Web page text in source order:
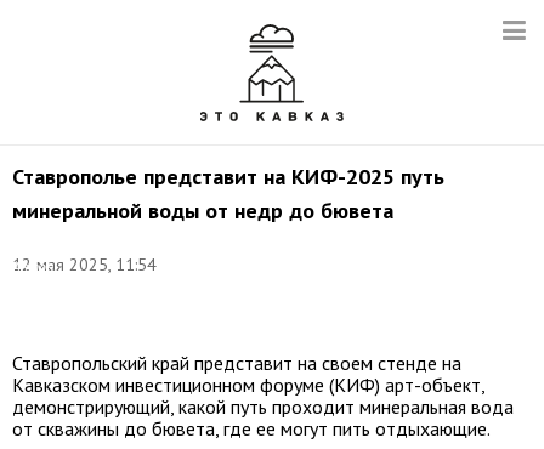
Ставрополье представит на КИФ-2025 путь
минеральной воды от недр до бювета
12 мая 2025, 11:54
Антон
Ставропольский край представит на своем стенде на
Кавказском инвестиционном форуме (КИФ) арт-объект,
демонстрирующий, какой путь проходит минеральная вода
от скважины до бювета, где ее могут пить отдыхающие.